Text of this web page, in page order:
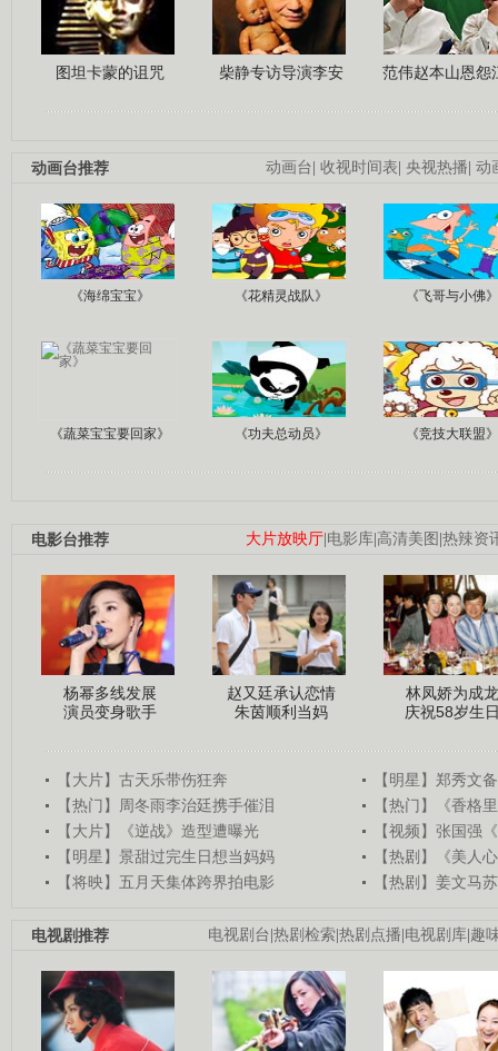
图坦卡蒙的诅咒 柴静专访导演李安 范伟赵本山恩怨
动画台| 收视时间表| 央视热播| 动
动画台推荐
《海绵宝宝》 《花精灵战队》 《飞哥与小佛》
《蔬菜宝宝要回家》 《功夫总动员》 《竞技大联盟》
大片放映厅|电影库|高清美图 |热辣资
电影台推荐
杨幂多线发展
演员变身歌手
赵又廷承认恋情
朱茵顺利当妈
林凤娇为成龙
庆祝58岁生
【大片】古天乐带伤狂奔
【明星】郑秀文
【热门】周冬雨李治廷携手催泪
【热门】《香格
【大片】《逆战》造型遭曝光
【视频】张国强
【明星】景甜过完生日想当妈妈
【热剧】《美人
【将映】五月天集体跨界拍电影
【热剧】姜文马
电视剧台|热剧检索|热剧点播|电视剧库|趣
电视剧推荐